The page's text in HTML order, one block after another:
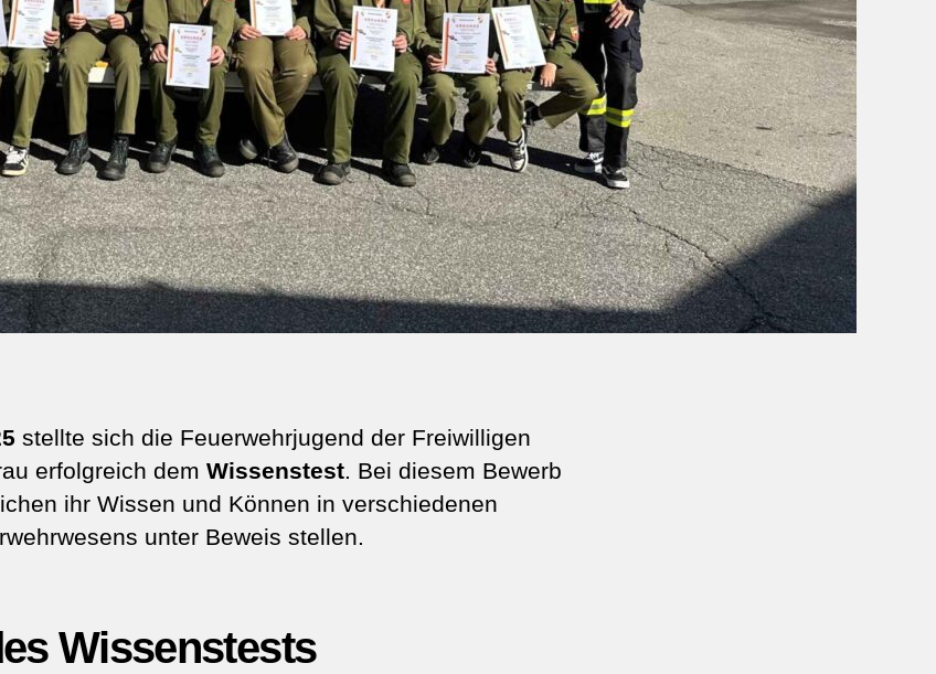
stellte sich die Feuerwehrjugend der Freiwilligen
erfolgreich demWissenstest. Bei diesem Bewerb
ihr Wissen und Können in verschiedenen
unter Beweis stellen.
Wissenstests